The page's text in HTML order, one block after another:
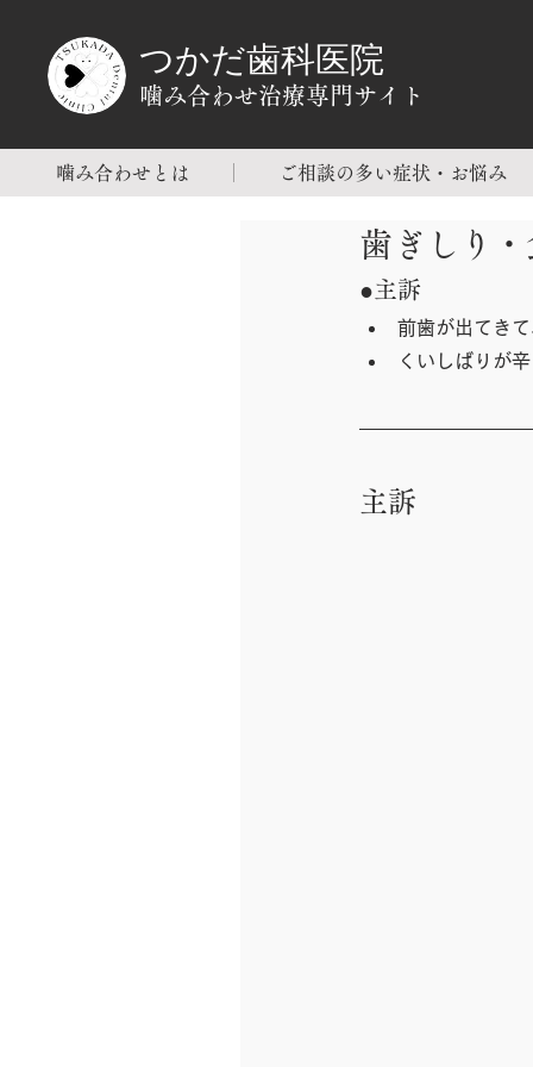
つかだ歯科医院
噛み合わせ治療専門サイト
噛み合わせとは ご相談の多い症状・お悩み
歯ぎしり
●主訴
前歯が出てき
くいしばりが
主訴